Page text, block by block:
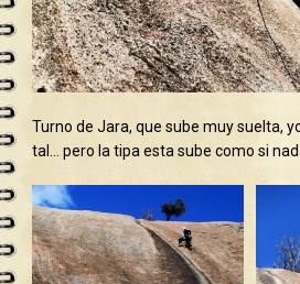
Turno de Jara, que sube muy suelta,
tal… pero la tipa esta sube como si